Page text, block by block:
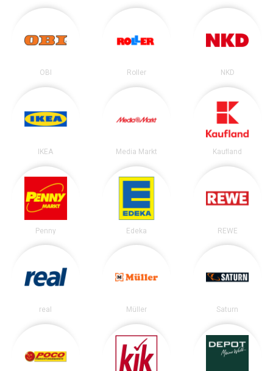
OBI Roller NKD
IKEA Media Markt Kaufland
Penny Edeka REWE
real Müller Saturn